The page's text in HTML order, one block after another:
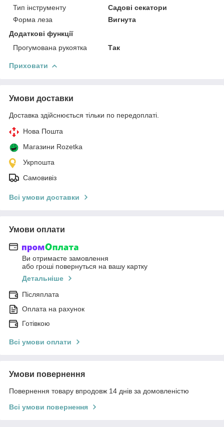
Тип інструменту
Садові секатори
Форма леза
Вигнута
Додаткові функції
Прогумована рукоятка
Так
Приховати
Умови доставки
Доставка здійснюється тільки по передоплаті.
Нова Пошта
Магазини Rozetka
Укрпошта
Самовивіз
Всі умови доставки
Умови оплати
Ви отримаєте замовлення
або гроші повернуться на вашу картку
Детальніше
Післяплата
Оплата на рахунок
Готівкою
Всі умови оплати
Умови повернення
Повернення товару впродовж 14 днів за домовленістю
Всі умови повернення